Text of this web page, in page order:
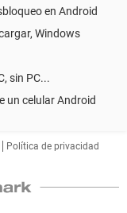
en Android
Windows
sin PC...
un celular Android
Política de privacidad